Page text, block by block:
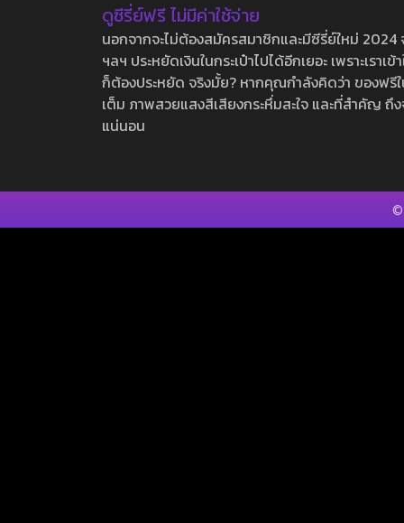
ดูซีรี่ย์ฟรี ไม่มีค่าใช้จ่าย
นอกจากจะไม่ต้องสมัครสมาชิกและมีซีรี่ย์ใหม่
ฯลฯ ประหยัดเงินในกระเป๋าไปได้อีกเยอะ เพราะเร
ก็ต้องประหยัด จริงมั้ย? หากคุณกำลังคิดว่า ของฟ
เต็ม ภาพสวยแสงสีเสียงกระหึ่มสะใจ และที่สำคัญ
แน่นอน
©